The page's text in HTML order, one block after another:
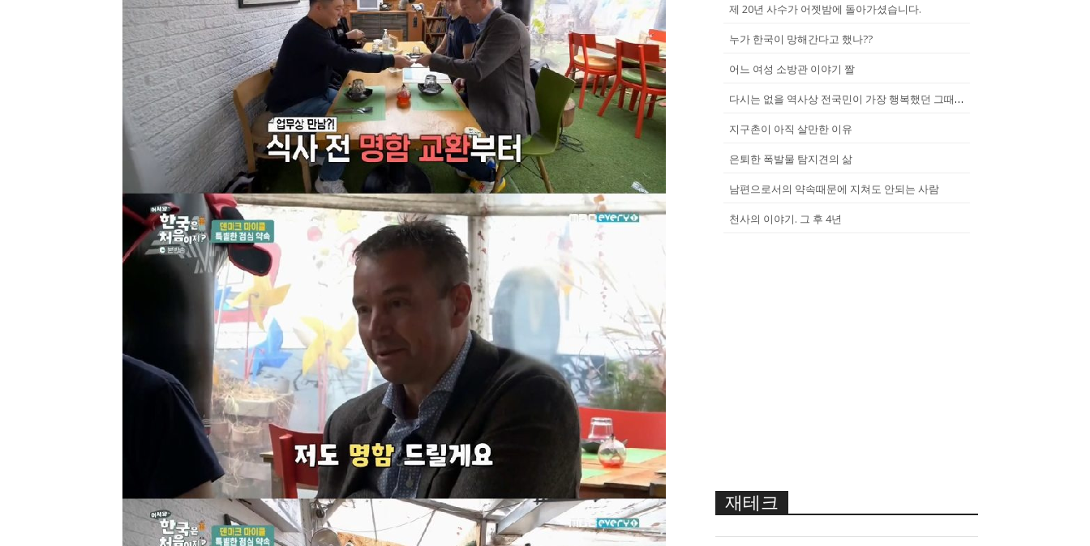
제 20년 사수가 어젯밤에 돌아가셨습니다.
누가 한국이 망해간다고 했나??
어느 여성 소방관 이야기 짤
다시는 없을 역사상 전국민이 가장 행복했던 그때.(2002년...한일월드...
지구촌이 아직 살만한 이유
은퇴한 폭발물 탐지견의 삶
남편으로서의 약속때문에 지쳐도 안되는 사람
천사의 이야기. 그 후 4년
재테크